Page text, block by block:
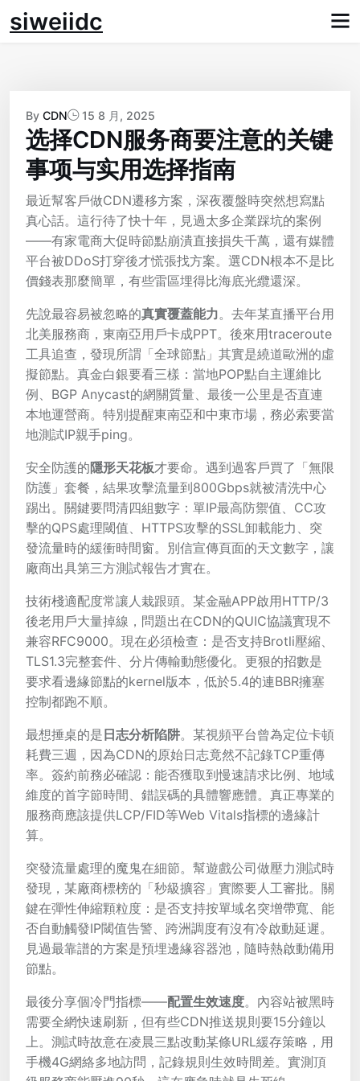
Skip
tosiweiidc
By CDN 15 8 月, 2025
选择CDN服务商要注意的关键
事项与实用选择指南
最近幫客戶做CDN遷移方案，深夜覆盤時突然想寫點
真心話。這行待了快十年，見過太多企業踩坑的案例
——有家電商大促時節點崩潰直接損失千萬，還有媒體
平台被DDoS打穿後才慌張找方案。選CDN根本不是比
價錢表那麼簡單，有些雷區埋得比海底光纜還深。
先說最容易被忽略的真實覆蓋能力。去年某直播平台用
北美服務商，東南亞用戶卡成PPT。後來用traceroute
工具追查，發現所謂「全球節點」其實是繞道歐洲的虛
擬節點。真金白銀要看三樣：當地POP點自主運維比
例、BGP Anycast的網關質量、最後一公里是否直連
本地運營商。特別提醒東南亞和中東市場，務必索要當
地測試IP親手ping。
安全防護的隱形天花板才要命。遇到過客戶買了「無限
防護」套餐，結果攻擊流量到800Gbps就被清洗中心
踢出。關鍵要問清四組數字：單IP最高防禦值、CC攻
擊的QPS處理閾值、HTTPS攻擊的SSL卸載能力、突
發流量時的緩衝時間窗。別信宣傳頁面的天文數字，讓
廠商出具第三方測試報告才實在。
技術棧適配度常讓人栽跟頭。某金融APP啟用HTTP/3
後老用戶大量掉線，問題出在CDN的QUIC協議實現不
兼容RFC9000。現在必須檢查：是否支持Brotli壓縮、
TLS1.3完整套件、分片傳輸動態優化。更狠的招數是
要求看邊緣節點的kernel版本，低於5.4的連BBR擁塞
控制都跑不順。
最想捶桌的是 日志分析陷阱。某視頻平台曾為定位卡頓
耗費三週，因為CDN的原始日志竟然不記錄TCP重傳
率。簽約前務必確認：能否獲取到慢速請求比例、地域
維度的首字節時間、錯誤碼的具體響應體。真正專業的
服務商應該提供LCP/FID等Web Vitals指標的邊緣計
算。
突發流量處理的魔鬼在細節。幫遊戲公司做壓力測試時
發現，某廠商標榜的「秒級擴容」實際要人工審批。關
鍵在彈性伸縮顆粒度：是否支持按單域名突增帶寬、能
否自動觸發IP閾值告警、跨洲調度有沒有冷啟動延遲。
見過最靠譜的方案是預埋邊緣容器池，隨時熱啟動備用
節點。
最後分享個冷門指標——配置生效速度。內容站被黑時
需要全網快速刷新，但有些CDN推送規則要15分鐘以
上。測試時故意在凌晨三點改動某條URL緩存策略，用
手機4G網絡多地訪問，記錄規則生效時間差。實測頂